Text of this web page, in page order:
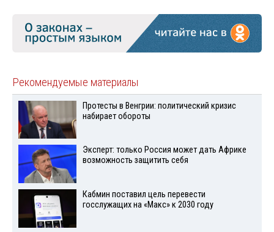
Рекомендуемые материалы
Протесты в Венгрии: политический кризис
набирает обороты
Эксперт: только Россия может дать Африке
возможность защитить себя
Кабмин поставил цель перевести
госслужащих на «Макс» к 2030 году